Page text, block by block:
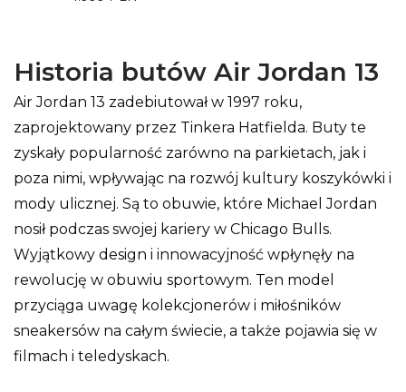
Historia butów Air Jordan 13
Air Jordan 13 zadebiutował w 1997 roku,
zaprojektowany przez Tinkera Hatfielda. Buty te
zyskały popularność zarówno na parkietach, jak i
poza nimi, wpływając na rozwój kultury koszykówki i
mody ulicznej. Są to obuwie, które Michael Jordan
nosił podczas swojej kariery w Chicago Bulls.
Wyjątkowy design i innowacyjność wpłynęły na
rewolucję w obuwiu sportowym. Ten model
przyciąga uwagę kolekcjonerów i miłośników
sneakersów na całym świecie, a także pojawia się w
filmach i teledyskach.